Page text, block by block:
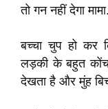
तो गन नहीं देगा
बच्चा चुप हो कर
लड़की के बहुत
देखता है और मुंह